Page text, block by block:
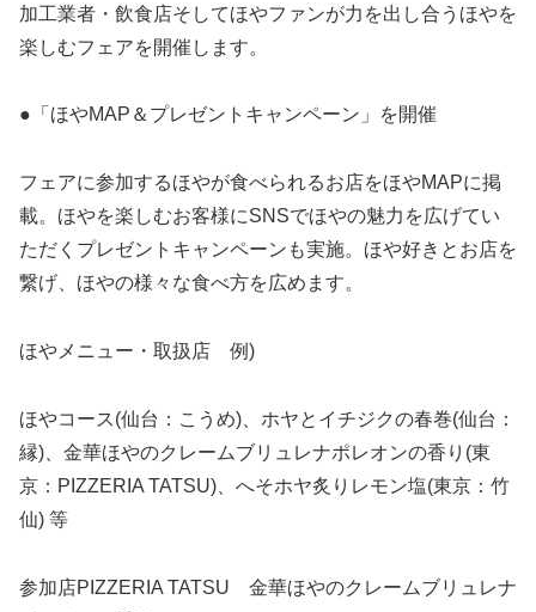
加工業者・飲食店そしてほやファンが力を出し合うほやを
楽しむフェアを開催します。
●「ほやMAP＆プレゼントキャンペーン」を開催
フェアに参加するほやが食べられるお店をほやMAPに掲
載。ほやを楽しむお客様にSNSでほやの魅力を広げてい
ただくプレゼントキャンペーンも実施。ほや好きとお店を
繋げ、ほやの様々な食べ方を広めます。
ほやメニュー・取扱店 例)
ほやコース(仙台：こうめ)、ホヤとイチジクの春巻(仙台：
縁)、金華ほやのクレームブリュレナポレオンの香り(東
京：PIZZERIA TATSU)、へそホヤ炙りレモン塩(東京：竹
仙) 等
参加店PIZZERIA TATSU 金華ほやのクレームブリュレナ